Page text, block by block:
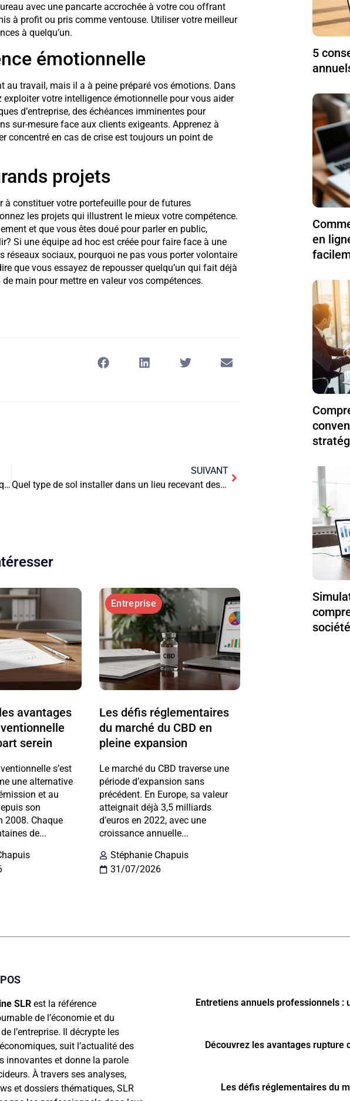
avec une pancarte accrochée à votre cou offrant
à profit ou pris comme ventouse. Utiliser votre meilleur
à quelqu’un.
émotionnelle
travail, mais il a à peine préparé vos émotions. Dans
votre intelligence émotionnelle pour vous aider
d’entreprise, des échéances imminentes pour
sur-mesure face aux clients exigeants. Apprenez à
concentré en cas de crise est toujours un point de
projets
à constituer votre portefeuille pour de futures
les projets qui illustrent le mieux votre compétence.
et que vous êtes doué pour parler en public,
Si une équipe ad hoc est créée pour faire face à une
sociaux, pourquoi ne pas vous porter volontaire
que vous essayez de repousser quelqu’un qui fait déjà
main pour mettre en valeur vos compétences.
Ouvrir une e-boutique sans avoir un budget conséquent, c’est possible !
SUIVANT
Quel type de sol installer dans un lieu recevant des enfants ?
avantages
serein
s’est
une alternative
et au
son
2008. Chaque
de...
Entreprise
Les défis réglementaires
du marché du CBD en
pleine expansion
Le marché du CBD traverse une
période d’expansion sans
précédent. En Europe, sa valeur
atteignait déjà 3,5 milliards
d’euros en 2022, avec une
croissance annuelle...
Stéphanie Chapuis
31/07/2026
5
en
SLRest la référence
de l’économie et du
l’entreprise. Il décrypte les
suit l’actualité des
innovantes et donne la parole
À travers ses analyses,
et dossiers thématiques, SLR
Entretiens annuels professionnels :
Découvrez les avantages rupture
Les défis réglementaires du